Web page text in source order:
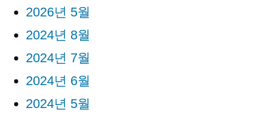
2026년 5월
2024년 8월
2024년 7월
2024년 6월
2024년 5월